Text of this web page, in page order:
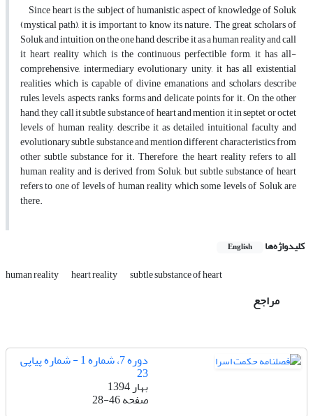
Since heart is the subject of humanistic aspect of knowledge of Soluk
(mystical path), it is important to know its nature. The great scholars of
Soluk and intuition, on the one hand, describe it as a human reality and call
it heart reality which is the continuous perfectible form, it has all-
comprehensive, intermediary evolutionary unity, it has all existential
realities which is capable of divine emanations and scholars describe
rules, levels, aspects, ranks, forms and delicate points for it. On the other
hand, they call it subtle substance of heart and mention it in septet or octet
levels of human reality, describe it as detailed intuitional faculty and
evolutionary subtle substance and mention different characteristics from
other subtle substance for it. Therefore, the heart reality refers to all
human reality and is derived from Soluk, but subtle substance of heart
refers to one of levels of human reality which some levels of Soluk are
there.
کلیدواژه‌ها English
human reality heart reality subtle substance of heart
مراجع
دوره 7، شماره 1 - شماره پیاپی
23
بهار 1394
صفحه28-46